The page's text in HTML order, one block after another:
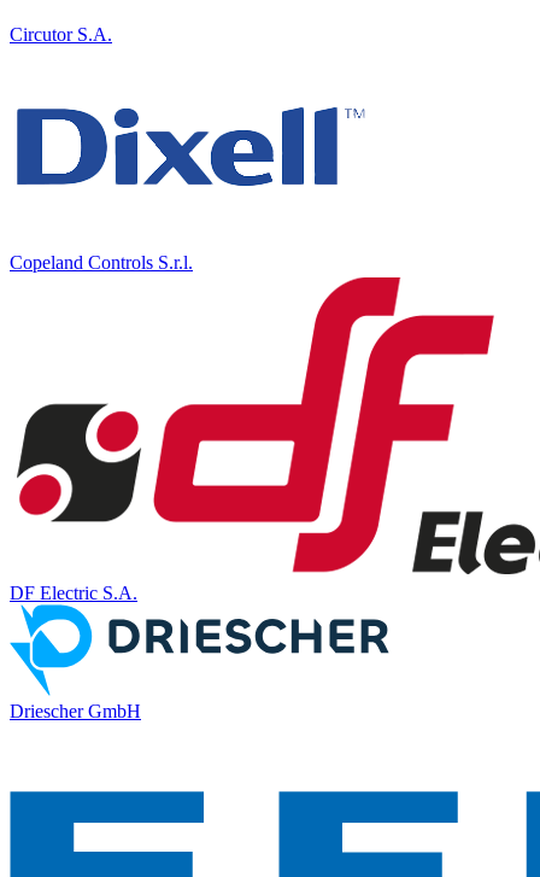
Circutor S.A.
Copeland Controls S.r.l.
DF Electric S.A.
Driescher GmbH